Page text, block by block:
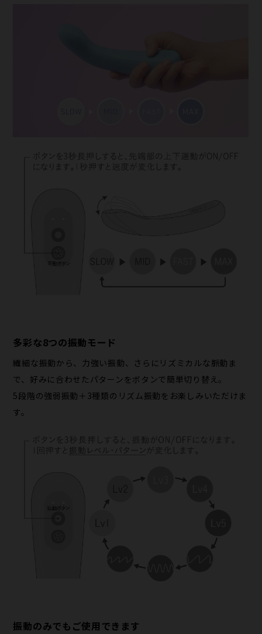
多彩な8つの振動モード
繊細な振動から、力強い振動、さらにリズミカルな脈動ま
で、好みに合わせたパターンをボタンで簡単切り替え。
5段階の強弱振動＋3種類のリズム振動をお楽しみいただけま
す。
振動のみでもご使用できます